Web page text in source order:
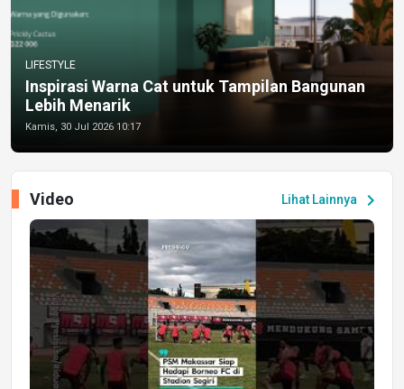
LIFESTYLE
Inspirasi Warna Cat untuk Tampilan Bangunan
Lebih Menarik
Kamis, 30 Jul 2026 10:17
Lihat Lainnya chevron_right
Video